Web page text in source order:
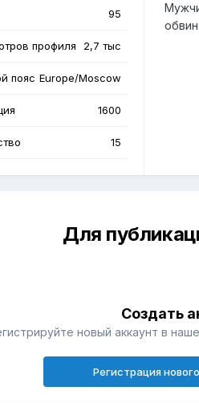
95
профиля 2,7 тыс
пояс Europe/Moscow
1600
15
Для
Создать
новый аккаунт в
Регистрация